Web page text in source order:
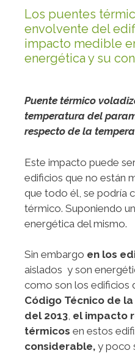
Los puentes
envolvente del
impacto medible
energética y su
Puente térmico
temperatura del
respecto de la
Este impacto puede
edificios que no están
que todo él, se podría
térmico. Suponiendo
energética del mismo.
Sin embargo en los
aislados y son
como son los edificios
Código Técnico de
del 2013, el impacto
térmicos en estos
considerable, y poco